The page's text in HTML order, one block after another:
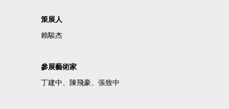
策展人
賴駿杰
參展藝術家
丁建中、陳飛豪、張致中